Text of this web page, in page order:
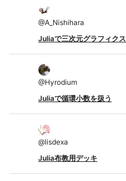
@A_Nishihara
Juliaで三次元グラフィクス
@Hyrodium
Juliaで循環小数を扱う
@lisdexa
Julia布教用デッキ